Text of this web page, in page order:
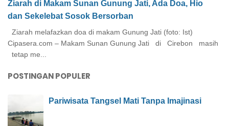
Ziarah di Makam Sunan Gunung Jati, Ada Doa, Hio
dan Sekelebat Sosok Bersorban
Ziarah melafazkan doa di makam Gunung Jati (foto: Ist)
Cipasera.com – Makam Sunan Gunung Jati di Cirebon masih
tetap me...
POSTINGAN POPULER
Pariwisata Tangsel Mati Tanpa Imajinasi